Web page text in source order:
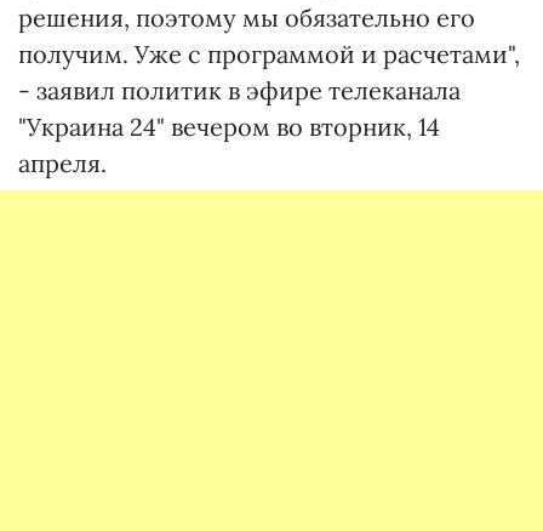
решения, поэтому мы обязательно его
получим. Уже с программой и расчетами",
- заявил политик в эфире телеканала
"Украина 24" вечером во вторник, 14
апреля.